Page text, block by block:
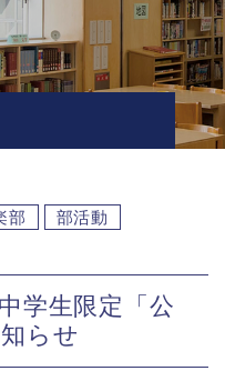
部
部活動
学生限定「公
らせ